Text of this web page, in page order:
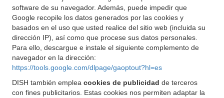
software de su navegador. Además, puede impedir que
Google recopile los datos generados por las cookies y
basados en el uso que usted realice del sitio web (incluida su
dirección IP), así como que procese sus datos personales.
Para ello, descargue e instale el siguiente complemento de
navegador en la dirección:
https://tools.google.com/dlpage/gaoptout?hl=es
DISH también emplea cookies de publicidad de terceros
con fines publicitarios. Estas cookies nos permiten adaptar la